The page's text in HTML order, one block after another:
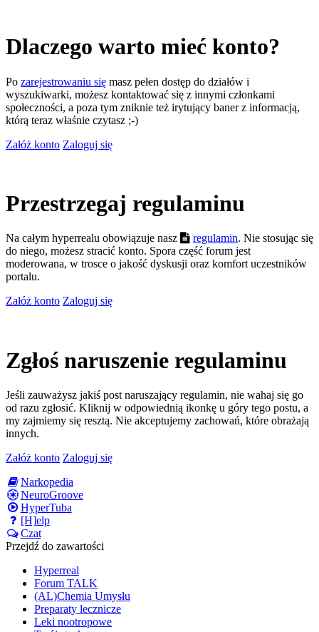
Dlaczego warto mieć konto?
Po zarejestrowaniu się masz pełen dostęp do działów i
wyszukiwarki, możesz kontaktować się z innymi członkami
społeczności, a poza tym zniknie też irytujący baner z informacją,
którą teraz właśnie czytasz ;-)
Załóż konto Zaloguj się
Przestrzegaj regulaminu
Na całym hyperrealu obowiązuje nasz regulamin. Nie stosując się
do niego, możesz stracić konto. Spora część forum jest
moderowana, w trosce o jakość dyskusji oraz komfort uczestników
portalu.
Załóż konto Zaloguj się
Zgłoś naruszenie regulaminu
Jeśli zauważysz jakiś post naruszający regulamin, nie wahaj się go
od razu zgłosić. Kliknij w odpowiednią ikonkę u góry tego postu, a
my zajmiemy się resztą. Nie akceptujemy zachowań, które obrażają
innych.
Załóż konto Zaloguj się
Narkopedia
NeuroGroove
HyperTuba
[H]elp
Czat
Przejdź do zawartości
Hyperreal
Forum TALK
(AL)Chemia Umysłu
Preparaty lecznicze
Leki nootropowe